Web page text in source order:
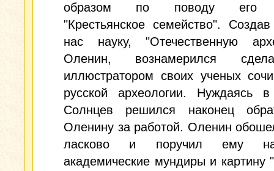
образом по поводу его
"Крестьянское семейство".
нас науку, "Отечественную
Оленин, вознамерился
иллюстратором своих ученых
русской археологии. Нуждаясь в
Солнцев решился наконец
Оленину за работой. Оленин
ласково и поручил ему
академические мундиры и картину